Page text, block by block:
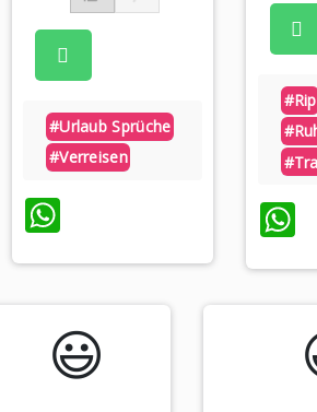
#urlaub Sprüche
#verreisen
#rip
😃️